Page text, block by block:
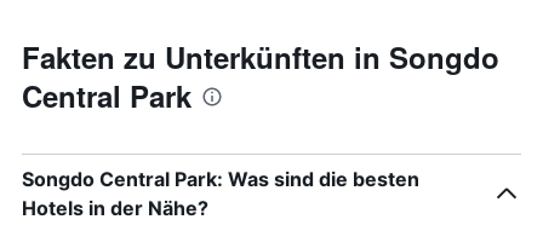
Fakten zu Unterkünften in Songdo
Central Park
Songdo Central Park: Was sind die besten
Hotels in der Nähe?